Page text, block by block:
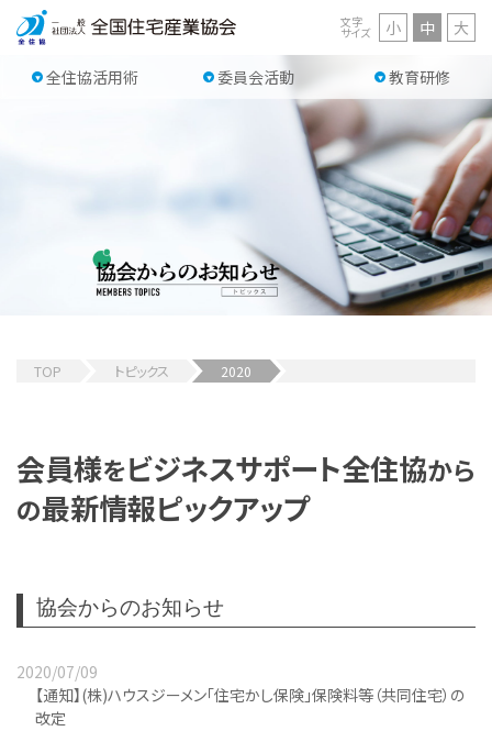
全住協活用術 委員会活動 教育研修
文字
サイズ 小 中 大
TOP トピックス 2020
会員様をビジネスサポート全住協から
の最新情報ピックアップ
協会からのお知らせ
2020/07/09
【通知】(株)ハウスジーメン「住宅かし保険」保険料等（共同住宅）の
改定